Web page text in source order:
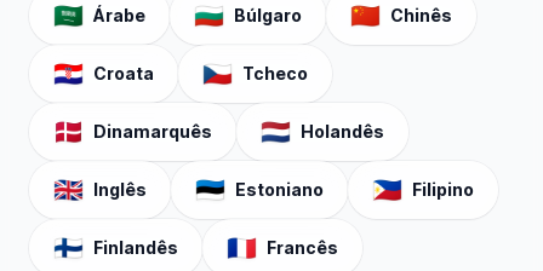
🇸🇦 Árabe 🇧🇬 Búlgaro 🇨🇳 Chinês
🇭🇷 Croata 🇨🇿 Tcheco
🇩🇰 Dinamarquês 🇳🇱 Holandês
🇬🇧 Inglês 🇪🇪 Estoniano 🇵🇭 Filipino
🇫🇮 Finlandês 🇫🇷 Francês